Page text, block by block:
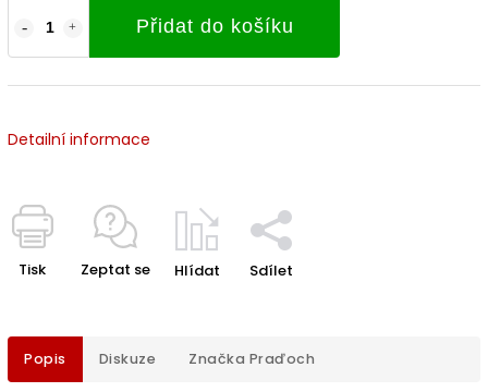
Přidat do košíku
Detailní informace
Tisk Zeptat se Hlídat Sdílet
Popis Diskuze Značka Praďoch